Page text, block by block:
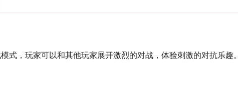
式，玩家可以和其他玩家展开激烈的对战，体验刺激的对抗乐趣。